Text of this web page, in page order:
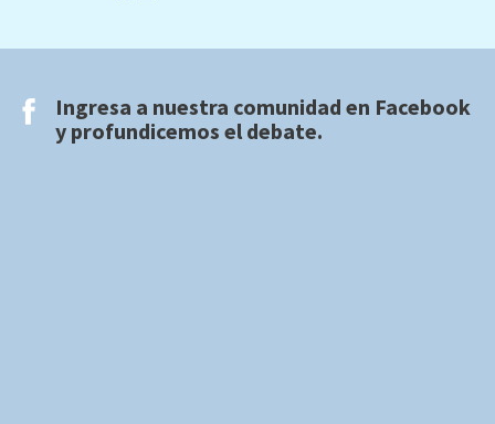
Ingresa a nuestra comunidad en Facebook
y profundicemos el debate.